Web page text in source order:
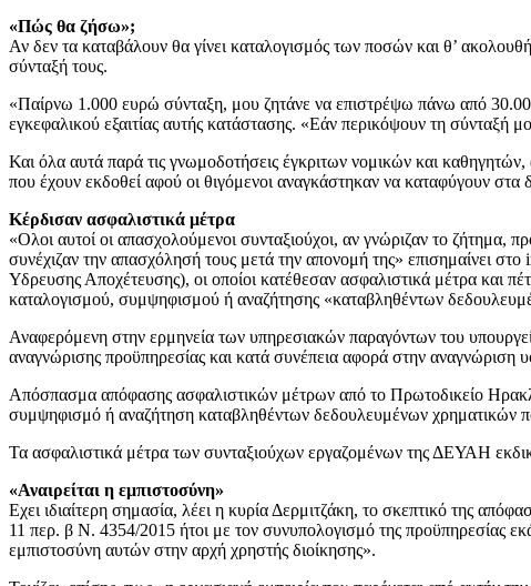
«Πώς θα ζήσω»;
Αν δεν τα καταβάλουν θα γίνει καταλογισμός των ποσών και θ’
σύνταξή τους.
«Παίρνω 1.000 ευρώ σύνταξη, μου ζητάνε να επιστρέψω πάνω από 30.000
εγκεφαλικού εξαιτίας αυτής κατάστασης. «Εάν περικόψουν τη σύνταξή
Και όλα αυτά παρά τις γνωμοδοτήσεις έγκριτων νομικών και
που έχουν εκδοθεί αφού οι θιγόμενοι αναγκάστηκαν να καταφύγουν στα
Κέρδισαν ασφαλιστικά μέτρα
«Ολοι αυτοί οι απασχολούμενοι συνταξιούχοι, αν γνώριζαν το ζήτημα,
συνέχιζαν την απασχόλησή τους μετά την απονομή της» επισημαίνει
Υδρευσης Αποχέτευσης), οι οποίοι κατέθεσαν ασφαλιστικά μέτρα και
καταλογισμού, συμψηφισμού ή αναζήτησης «καταβληθέντων
Αναφερόμενη στην ερμηνεία των υπηρεσιακών παραγόντων του
αναγνώρισης προϋπηρεσίας και κατά συνέπεια αφορά στην αναγνώριση
Απόσπασμα απόφασης ασφαλιστικών μέτρων από το Πρωτοδικείο
συμψηφισμό ή αναζήτηση καταβληθέντων δεδουλευμένων χρηματικών
Τα ασφαλιστικά μέτρα των συνταξιούχων εργαζομένων της ΔΕΥΑΗ
«Αναιρείται η εμπιστοσύνη»
Εχει ιδιαίτερη σημασία, λέει η κυρία Δερμιτζάκη, το σκεπτικό της
11 περ. β Ν. 4354/2015 ήτοι με τον συνυπολογισμό της προϋπηρεσίας
εμπιστοσύνη αυτών στην αρχή χρηστής διοίκησης».